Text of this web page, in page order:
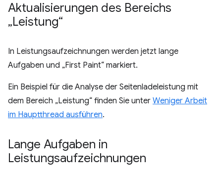
Aktualisierungen des Bereichs
„Leistung“
In Leistungsaufzeichnungen werden jetzt lange
Aufgaben und „First Paint“ markiert.
Ein Beispiel für die Analyse der Seitenladeleistung mit
dem Bereich „Leistung“ finden Sie unter Weniger Arbeit
im Hauptthread ausführen.
Lange Aufgaben in
Leistungsaufzeichnungen